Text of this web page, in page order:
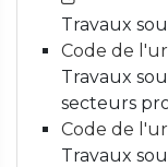
Travaux
Code de
Travaux
secteurs
Code de
Travaux